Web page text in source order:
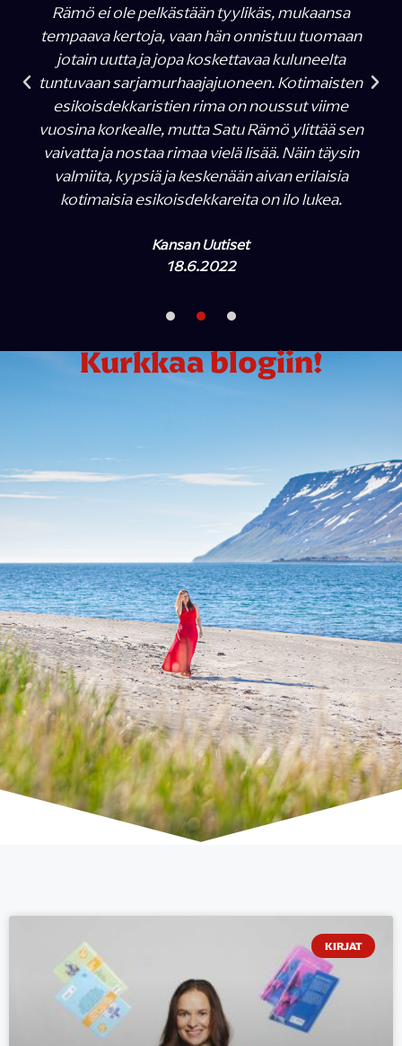
Rämö ei ole pelkästään tyylikäs, mukaansa
tempaava kertoja, vaan hän onnistuu tuomaan
jotain uutta ja jopa koskettavaa kuluneelta
tuntuvaan sarjamurhaajajuoneen. Kotimaisten
esikoisdekkaristien rima on noussut viime
vuosina korkealle, mutta Satu Rämö ylittää sen
vaivatta ja nostaa rimaa vielä lisää. Näin täysin
valmiita, kypsiä ja keskenään aivan erilaisia
kotimaisia esikoisdekkareita on ilo lukea.
Kansan Uutiset
18.6.2022
Kurkkaa blogiin!
KIRJAT